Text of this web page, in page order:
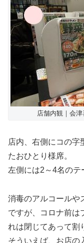
店舗内観｜会
店内、右側にコの字
たおひとり様席。
左側には2～4名のテ
消毒のアルコールや
ですが、コロナ前は
れは閉じてあって割
そういえば、お店の